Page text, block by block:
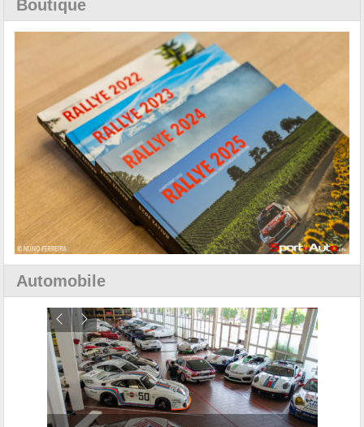
Boutique
Automobile